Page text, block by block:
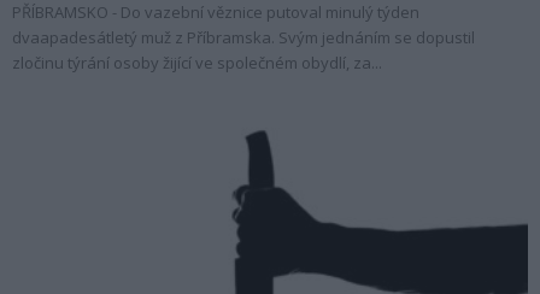
PŘÍBRAMSKO - Do vazební věznice putoval minulý týden
dvaapadesátletý muž z Příbramska. Svým jednáním se dopustil
zločinu týrání osoby žijící ve společném obydlí, za...